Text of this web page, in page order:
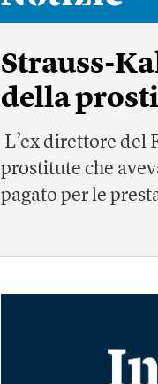
Strauss-
della
L’ex direttore del
prostitute che
pagato per le